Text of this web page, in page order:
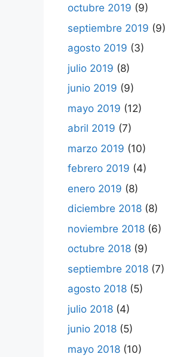
octubre 2019 (9)
septiembre 2019 (9)
agosto 2019 (3)
julio 2019 (8)
junio 2019 (9)
mayo 2019 (12)
abril 2019 (7)
marzo 2019 (10)
febrero 2019 (4)
enero 2019 (8)
diciembre 2018 (8)
noviembre 2018 (6)
octubre 2018 (9)
septiembre 2018 (7)
agosto 2018 (5)
julio 2018 (4)
junio 2018 (5)
mayo 2018 (10)